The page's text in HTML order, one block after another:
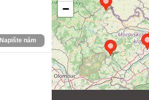
Napište nám
−